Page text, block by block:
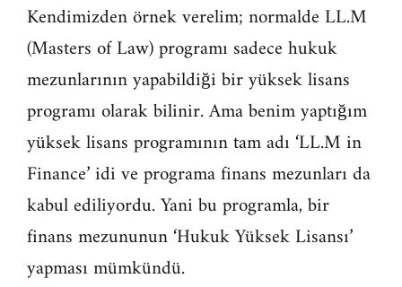
Kendimizden örnek verelim; normalde LL.M
(Masters of Law) programı sadece hukuk
mezunlarının yapabildiği bir yüksek lisans
programı olarak bilinir. Ama benim yaptığım
yüksek lisans programının tam adı ‘LL.M in
Finance’ idi ve programa finans mezunları da
kabul ediliyordu. Yani bu programla, bir
finans mezununun ‘Hukuk Yüksek Lisansı’
yapması mümkündü.